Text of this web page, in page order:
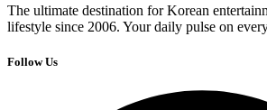
The ultimate destination for Korean
lifestyle since 2006. Your daily pulse on
Follow Us